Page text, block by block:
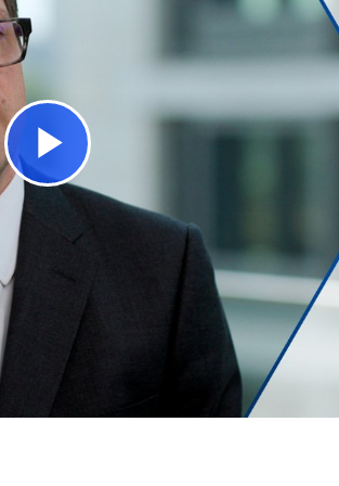
Play
Video